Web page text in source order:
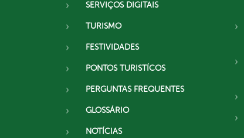
SERVIÇOS DIGITAIS
TURISMO
FESTIVIDADES
PONTOS TURISTÍCOS
PERGUNTAS FREQUENTES
GLOSSÁRIO
NOTÍCIAS